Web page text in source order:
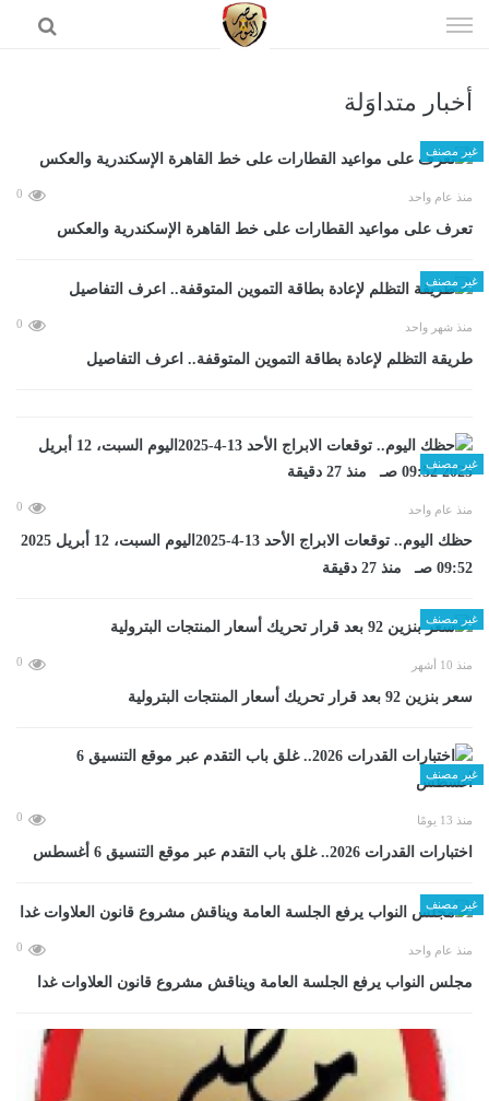
الى
أخبار متداوَلة
غير مصنف
منذ عام واحد 0
تعرف على مواعيد القطارات على خط القاهرة الإسكندرية والعكس
غير مصنف
منذ شهر واحد 0
طريقة التظلم لإعادة بطاقة التموين المتوقفة.. اعرف التفاصيل
غير مصنف
منذ عام واحد 0
حظك اليوم.. توقعات الابراج الأحد 13-4-2025اليوم السبت، 12 أبريل 2025
09:52 صـ منذ 27 دقيقة
غير مصنف
منذ 10 أشهر 0
سعر بنزين 92 بعد قرار تحريك أسعار المنتجات البترولية
غير مصنف
منذ 13 يومًا 0
اختبارات القدرات 2026.. غلق باب التقدم عبر موقع التنسيق 6 أغسطس
غير مصنف
منذ عام واحد 0
مجلس النواب يرفع الجلسة العامة ويناقش مشروع قانون العلاوات غدا